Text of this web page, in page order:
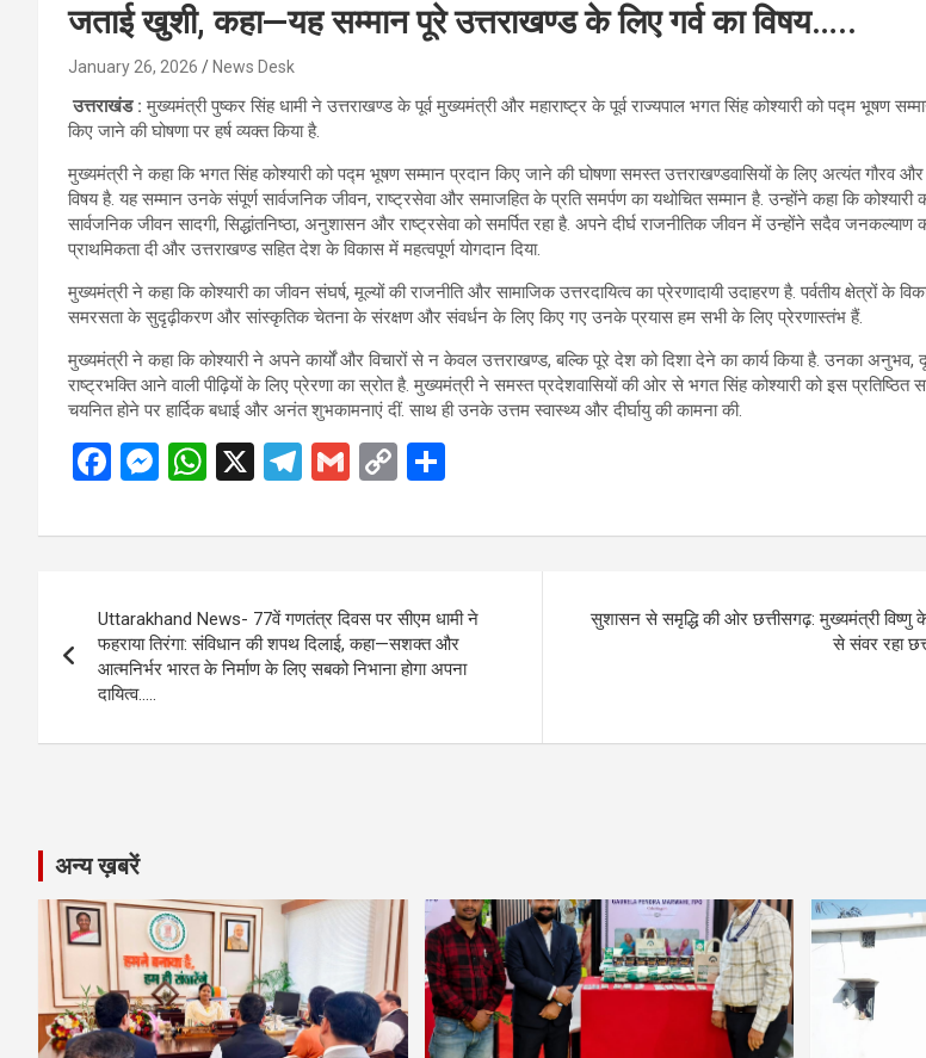
जताई खुशी, कहा—यह सम्मान पूरे उत्तराखण्ड के लिए गर्व का विषय…..
January 26, 2026 News Desk
उत्तराखंड :मुख्यमंत्री पुष्कर सिंह धामी ने उत्तराखण्ड के पूर्व मुख्यमंत्री और महाराष्ट्र के पूर्व राज्यपाल भगत सिंह कोश्यारी को पद्म भूषण
किए जाने की घोषणा पर हर्ष व्यक्त किया है.
मुख्यमंत्री ने कहा कि भगत सिंह कोश्यारी को पद्म भूषण सम्मान प्रदान किए जाने की घोषणा समस्त उत्तराखण्डवासियों के लिए अत्यंत गौरव
विषय है. यह सम्मान उनके संपूर्ण सार्वजनिक जीवन, राष्ट्रसेवा और समाजहित के प्रति समर्पण का यथोचित सम्मान है. उन्होंने कहा कि कोश्यारी
सार्वजनिक जीवन सादगी, सिद्धांतनिष्ठा, अनुशासन और राष्ट्रसेवा को समर्पित रहा है. अपने दीर्घ राजनीतिक जीवन में उन्होंने सदैव जनकल्याण
प्राथमिकता दी और उत्तराखण्ड सहित देश के विकास में महत्वपूर्ण योगदान दिया.
मुख्यमंत्री ने कहा कि कोश्यारी का जीवन संघर्ष, मूल्यों की राजनीति और सामाजिक उत्तरदायित्व का प्रेरणादायी उदाहरण है. पर्वतीय क्षेत्रों के
समरसता के सुदृढ़ीकरण और सांस्कृतिक चेतना के संरक्षण और संवर्धन के लिए किए गए उनके प्रयास हम सभी के लिए प्रेरणास्तंभ हैं.
मुख्यमंत्री ने कहा कि कोश्यारी ने अपने कार्यों और विचारों से न केवल उत्तराखण्ड, बल्कि पूरे देश को दिशा देने का कार्य किया है. उनका अनुभव,
राष्ट्रभक्ति आने वाली पीढ़ियों के लिए प्रेरणा का स्रोत है. मुख्यमंत्री ने समस्त प्रदेशवासियों की ओर से भगत सिंह कोश्यारी को इस प्रतिष्ठित
चयनित होने पर हार्दिक बधाई और अनंत शुभकामनाएं दीं. साथ ही उनके उत्तम स्वास्थ्य और दीर्घायु की कामना की.
F
ce
o
o
k
M
se
g
er
W
at
A
p
p
X
T
e
a
m
G
ail
C
py
n
k
ar
navigation
Uttarakhand News- 77वें गणतंत्र दिवस पर सीएम धामी ने
फहराया तिरंगा: संविधान की शपथ दिलाई, कहा—सशक्त और
आत्मनिर्भर भारत के निर्माण के लिए सबको निभाना होगा अपना
दायित्व…..
सुशासन से समृद्धि की ओर छत्तीसगढ़: मुख्यमंत्री
से संवर रहा
अन्य ख़बरें